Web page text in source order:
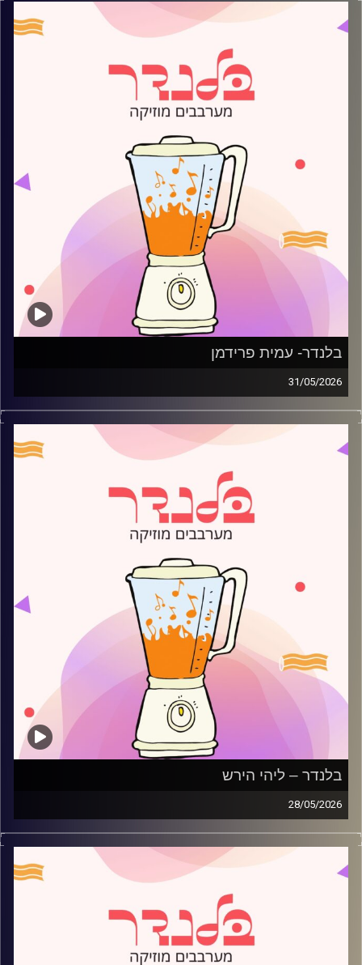
קרדיט תמונות:
AudioVersity
בלנדר- עמית פרידמן
31/05/2026
מוזיקה רגועה לפתוח איתה את הבוקר בהגשת עמית פרידמן
קרדיט תמונות:
AudioVersity
בלנדר – ליהי הירש
28/05/2026
מוזיקה רגועה לפתוח איתה את הבוקר בהגשת ליהי הירש
קרדיט תמונות:
AudioVersity